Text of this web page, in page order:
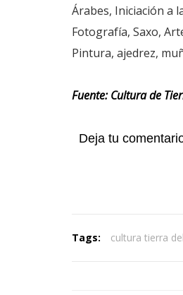
Árabes, Iniciación a
Fotografía, Saxo,
Pintura, ajedrez,
Fuente: Cultura de
Deja tu
Tags: cultura tierra